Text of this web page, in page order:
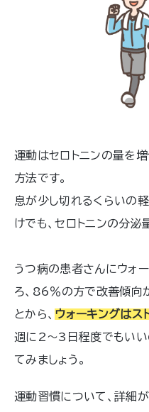
さまざまな困りごとの解決
お役立てください。
運動はセロトニンの量を
方法です。
息が少し切れるくらいの
けでも、セロトニンの分泌
うつ病の患者さんにウォ
ろ、86％の方で改善傾向
とから、 ウォーキングはス
週に2～3日程度でもいい
てみましょう。
運動習慣について、詳細